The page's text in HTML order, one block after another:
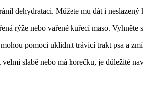
dehydrataci. Můžete mu dát i
rýže nebo vařené kuřecí maso. Vyhněte
pomoci uklidnit trávicí trakt psa a
slabě nebo má horečku, je důležité